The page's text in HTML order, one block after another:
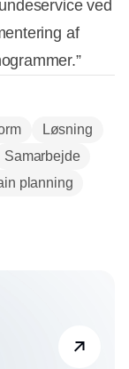
ved
af
Løsning
Samarbejde
planning